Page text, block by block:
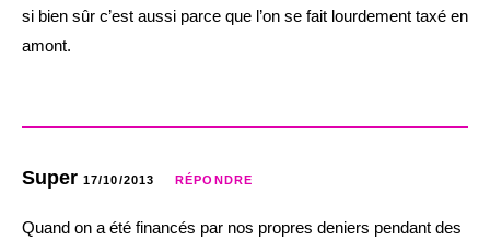
si bien sûr c’est aussi parce que l’on se fait lourdement taxé en
amont.
Super 17/10/2013 RÉPONDRE
Quand on a été financés par nos propres deniers pendant des